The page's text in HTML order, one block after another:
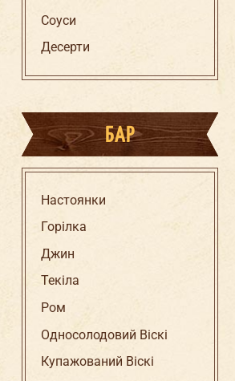
Соуси
Десерти
БАР
Настоянки
Горілка
Джин
Текіла
Ром
Односолодовий Віскі
Купажований Віскі